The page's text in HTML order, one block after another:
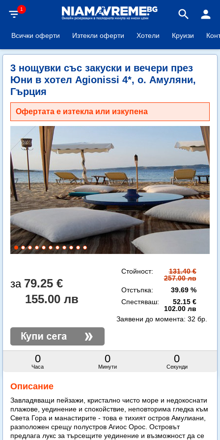
filter_list1 search person
Всички оферти Изтекли оферти Хотели Круизи
3 нощувки със закуски и вечери през
Юни в хотел Agionissi 4*, о. Амуляни,
Гърция
Офертата е изтекла или изкупена
79.25 €
155.00 лв
Стойност:
131.40 €
257.00 лв
Отстъпка:
39.69 %
Спестяваш:
52.15 €
102.00 лв
0
Часа
0
Минути
0
Секунди
Заявени до момента: 32 бр.
Описание
Завладяващи пейзажи, кристално чисто море и недокоснати
плажове, уединение и спокойствие, неповторима гледка към
Света Гора и манастирите - това е тихият остров Амулиани,
разположен срещу полустров Агиос Орос. Островът
предлага лукс за търсещите уединение и възможност да се